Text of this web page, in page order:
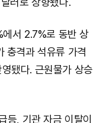
서 2.7%로 동반 상
충격과 석유류 가격
됐다. 근원물가 상승
등, 기관 자금 이탈이